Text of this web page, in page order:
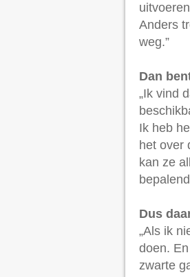
Anders
weg.”
Dan
„Ik vind
Ik heb
het over
kan ze
Dus
„Als ik
doen.
zwarte